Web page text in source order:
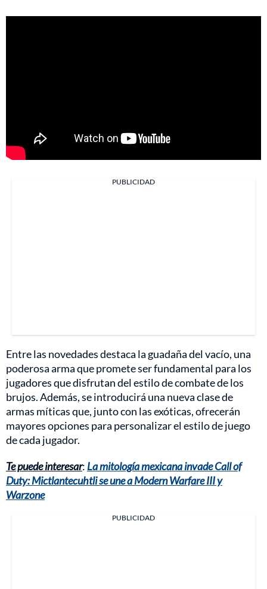
PUBLICIDAD
Entre las novedades destaca la guadaña del vacío, una
poderosa arma que promete ser fundamental para los
jugadores que disfrutan del estilo de combate de los
brujos. Además, se introducirá una nueva clase de
armas míticas que, junto con las exóticas, ofrecerán
mayores opciones para personalizar el estilo de juego
de cada jugador.
Te puede interesar: La mitología mexicana invade Call of
Duty: Mictlantecuhtli se une a Modern Warfare III y
Warzone
PUBLICIDAD